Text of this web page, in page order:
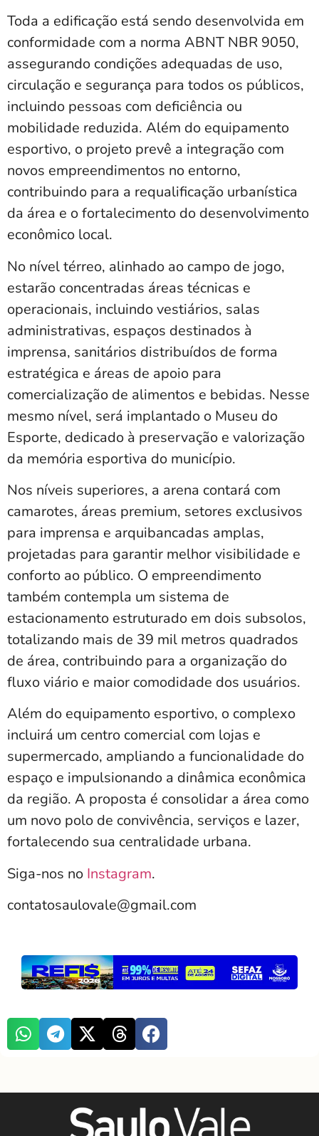
Toda a edificação está sendo desenvolvida em
conformidade com a norma ABNT NBR 9050,
assegurando condições adequadas de uso,
circulação e segurança para todos os públicos,
incluindo pessoas com deficiência ou
mobilidade reduzida. Além do equipamento
esportivo, o projeto prevê a integração com
novos empreendimentos no entorno,
contribuindo para a requalificação urbanística
da área e o fortalecimento do desenvolvimento
econômico local.
No nível térreo, alinhado ao campo de jogo,
estarão concentradas áreas técnicas e
operacionais, incluindo vestiários, salas
administrativas, espaços destinados à
imprensa, sanitários distribuídos de forma
estratégica e áreas de apoio para
comercialização de alimentos e bebidas. Nesse
mesmo nível, será implantado o Museu do
Esporte, dedicado à preservação e valorização
da memória esportiva do município.
Nos níveis superiores, a arena contará com
camarotes, áreas premium, setores exclusivos
para imprensa e arquibancadas amplas,
projetadas para garantir melhor visibilidade e
conforto ao público. O empreendimento
também contempla um sistema de
estacionamento estruturado em dois subsolos,
totalizando mais de 39 mil metros quadrados
de área, contribuindo para a organização do
fluxo viário e maior comodidade dos usuários.
Além do equipamento esportivo, o complexo
incluirá um centro comercial com lojas e
supermercado, ampliando a funcionalidade do
espaço e impulsionando a dinâmica econômica
da região. A proposta é consolidar a área como
um novo polo de convivência, serviços e lazer,
fortalecendo sua centralidade urbana.
Siga-nos no Instagram.
contatosaulovale@gmail.com